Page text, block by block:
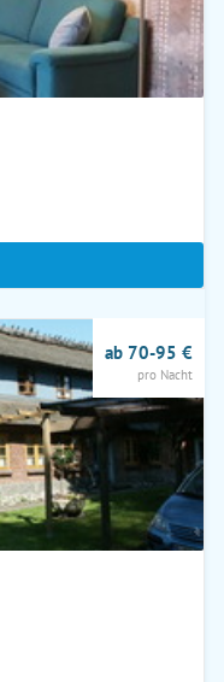
ab 70-95 €
pro Nacht